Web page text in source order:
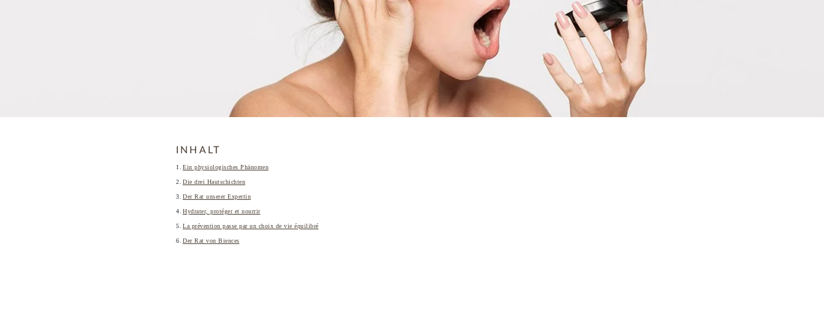
INHALT
Ein physiologisches Phänomen
Die drei Hautschichten
Der Rat unserer Expertin
Hydrater, protéger et nourrir
La prévention passe par un choix de vie équilibré
Der Rat von Biences